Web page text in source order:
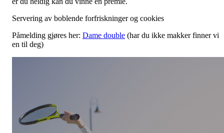
Servering av boblende forfriskninger og cookies
Påmelding gjøres her: Dame double (har du ikke makker finner vi
en til deg)